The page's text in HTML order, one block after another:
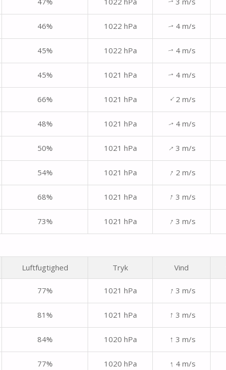
↑
46% 1022 hPa ↑4 m/s
45% 1022 hPa ↑4 m/s
45% 1021 hPa ↑4 m/s
66% 1021 hPa ↑2 m/s
48% 1021 hPa ↑4 m/s
50% 1021 hPa ↑3 m/s
54% 1021 hPa ↑ 2 m/s
68% 1021 hPa ↑ 3 m/s
73% 1021 hPa ↑3 m/s
Luftfugtighed Tryk Vind
77% 1021 hPa ↑ 3 m/s
81% 1021 hPa ↑ 3 m/s
84% 1020 hPa ↑ 3 m/s
77% 1020 hPa ↑ 4 m/s